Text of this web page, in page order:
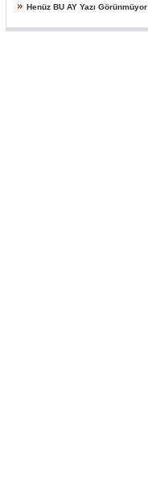
» Henüz BU AY Yazı Görünmüyor